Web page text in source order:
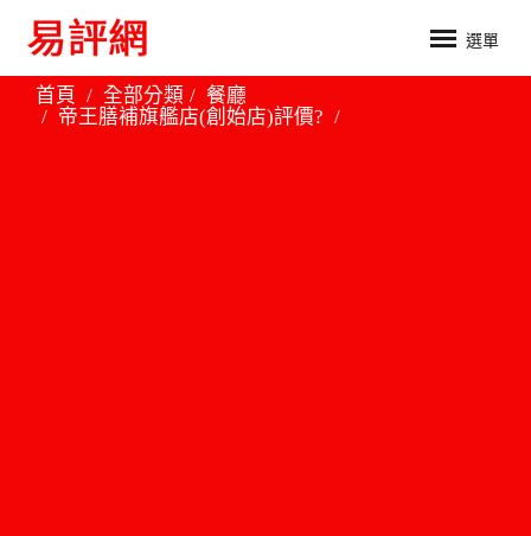
選單
首頁 全部分類
餐廳
帝王膳補旗艦店(創始店)評價?